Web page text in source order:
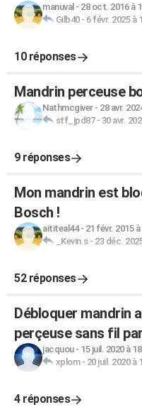
manuval - 28 oct. 2016 à
Gilb40- 6 févr. 2025 à
10 réponses
Mandrin perceuse
Nathmcgiver- 28 avr.
stf_jpd87- 30 avr.
9 réponses
Mon mandrin est
Bosch !
aititeal44- 21 févr. 2015 à
_Kevin.s- 23 déc.
52 réponses
Débloquer mandrin
perçeuse sans fil
jacquou- 15 juil. 2020 à
xplom- 20 juil. 2020 à
4 réponses